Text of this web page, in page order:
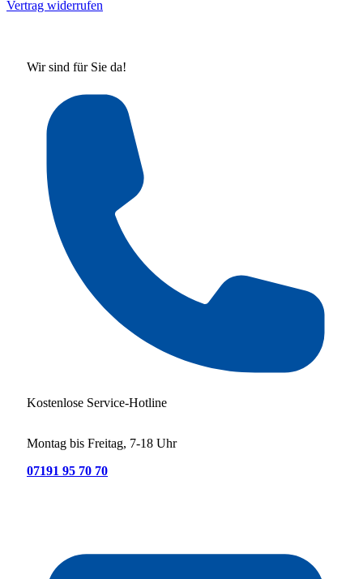
Vertrag widerrufen
Wir sind für Sie da!
Kostenlose Service-Hotline
Montag bis Freitag, 7-18 Uhr
07191 95 70 70